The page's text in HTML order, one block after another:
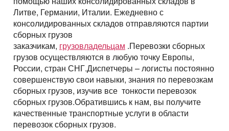
Литве, Германии, Италии. Ежедневно с
консолидированных складов отправляются партии
сборных грузов
заказчикам, грузовладельцам .Перевозки сборных
грузов осуществляются в любую точку Европы,
России, стран СНГ.Диспетчеры – логисты постоянно
совершенствую свои навыки, знания по перевозкам
сборных грузов, изучив все тонкости перевозок
сборных грузов.Обратившись к нам, вы получите
качественные транспортные услуги в области
перевозок сборных грузов.